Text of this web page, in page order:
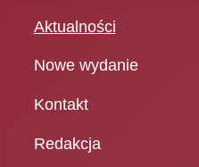
Aktualności
Nowe wydanie
Kontakt
Redakcja